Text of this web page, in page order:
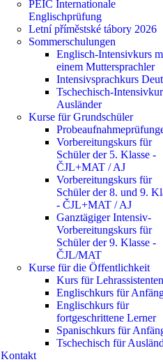
PEIC Internationale
Englischprüfung
Letní příměstské tábory 2026
Sommerschulungen
Englisch-Intensivkurs
einem Muttersprachler
Intensivsprachkurs
Tschechisch-
Ausländer
Kurse für Grundschüler
Vorbereitungskurs für
Schüler der 5. Klasse -
ČJL+MAT / AJ
Vorbereitungskurs für
Schüler der 8. und 9.
- ČJL+MAT / AJ
Ganztägiger Intensiv-
Vorbereitungskurs für
Schüler der 9. Klasse -
ČJL/MAT
Kurse für die Öffentlichkeit
Kurs für Lehrassistenten
Englischkurs für
Englischkurs für
fortgeschrittene Lerner
Spanischkurs für
Tschechisch für
Kontakt